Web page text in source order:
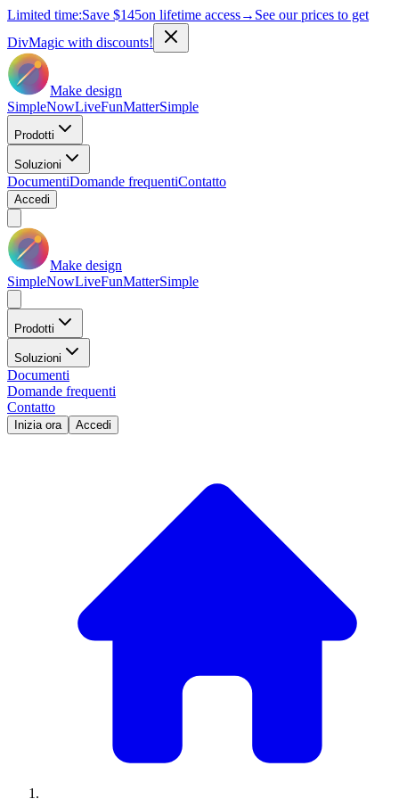
Limited time:Save $145on lifetime access→ See our prices to get
DivMagic with discounts!
Make design
SimpleNowLiveFunMatterSimple
Prodotti
Soluzioni
DocumentiDomande frequentiContatto
Accedi
Make design
SimpleNowLiveFunMatterSimple
Prodotti
Soluzioni
Documenti
Domande frequenti
Contatto
Inizia ora Accedi